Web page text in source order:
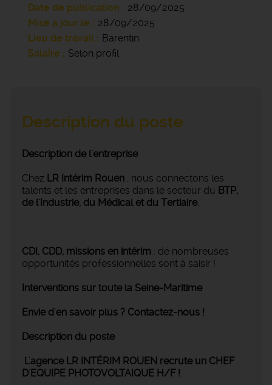
Date de publication
28/09/2025
Mise à jour le
28/09/2025
Lieu de travail
Barentin
Salaire
Selon profil
Description du poste
Description de l'entreprise
Chez LR Intérim Rouen , nous connectons les
talents et les entreprises dans le secteur du BTP,
de l'Industrie, du Médical et du Tertiaire.
CDI, CDD, missions en intérim : de nombreuses
opportunités professionnelles sont à saisir !
Interventions sur toute la Seine-Maritime
Envie d'en savoir plus ? Contactez-nous !
Description du poste
L'agence LR INTÉRIM ROUEN recrute un CHEF
D'EQUIPE PHOTOVOLTAIQUE H/F !